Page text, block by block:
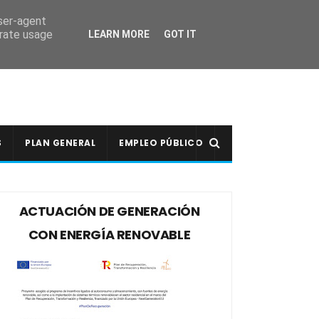
PLAN GENERAL EMPLEO PÚBLICO
ACTUACIÓN DE GENERACIÓN
CON ENERGÍA RENOVABLE
agent
usage
LEARN MORE GOT IT